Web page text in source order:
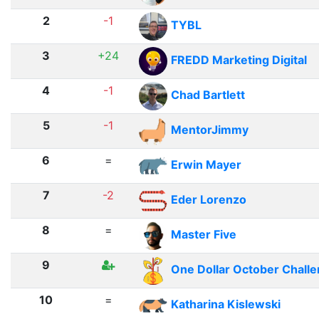
2 -1 TYBL
3 +24 FREDD Marketing Digital
4 -1 Chad Bartlett
5 -1 MentorJimmy
6 = Erwin Mayer
7 -2 Eder Lorenzo
8 = Master Five
9 One Dollar October
10 = Katharina Kislewski